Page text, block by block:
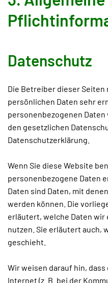
Datenschutz
Die Betreiber dieser Seiten
persönlichen Daten sehr
personenbezogenen
den gesetzlichen
Datenschutzerklärung.
Wenn Sie diese Website
personenbezogene Daten
Daten sind Daten, mit
werden können. Die
erläutert, welche Daten
nutzen. Sie erläutert auch,
geschieht.
Wir weisen darauf hin,
Internet (z. B. bei der